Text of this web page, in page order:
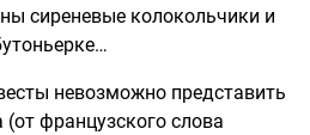
сиреневые колокольчики и
невозможно представить
(от французского слова